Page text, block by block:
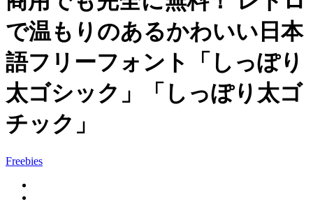
で温もりのあるかわいい日本
語フリーフォント「しっぽり
太ゴシック」「しっぽり太ゴ
チック」
Freebies